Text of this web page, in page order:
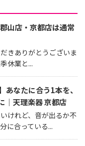
山店・京都店は通常
きありがとうございま
休業と...
あなたに合う1本を、
｜天理楽器 京都店
けれど、音が出るか不
に合っている...